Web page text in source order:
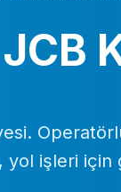
yol işleri